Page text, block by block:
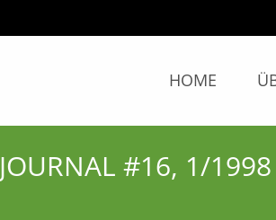
HOME
JOURNAL #16, 1/1998